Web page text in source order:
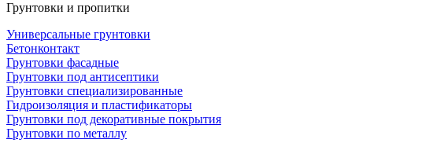
Грунтовки и пропитки
Универсальные грунтовки
Бетонконтакт
Грунтовки фасадные
Грунтовки под антисептики
Грунтовки специализированные
Гидроизоляция и пластификаторы
Грунтовки под декоративные покрытия
Грунтовки по металлу